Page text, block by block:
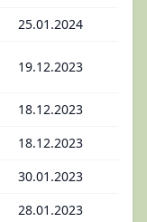
25.01.2024
19.12.2023
18.12.2023
18.12.2023
30.01.2023
28.01.2023